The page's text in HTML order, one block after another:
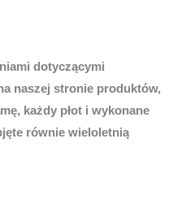
dotyczącymi
naszej stronie produktów,
każdy płot i wykonane
równie wieloletnią